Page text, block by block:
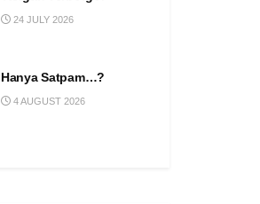
24 JULY 2026
Hanya Satpam…?
4 AUGUST 2026